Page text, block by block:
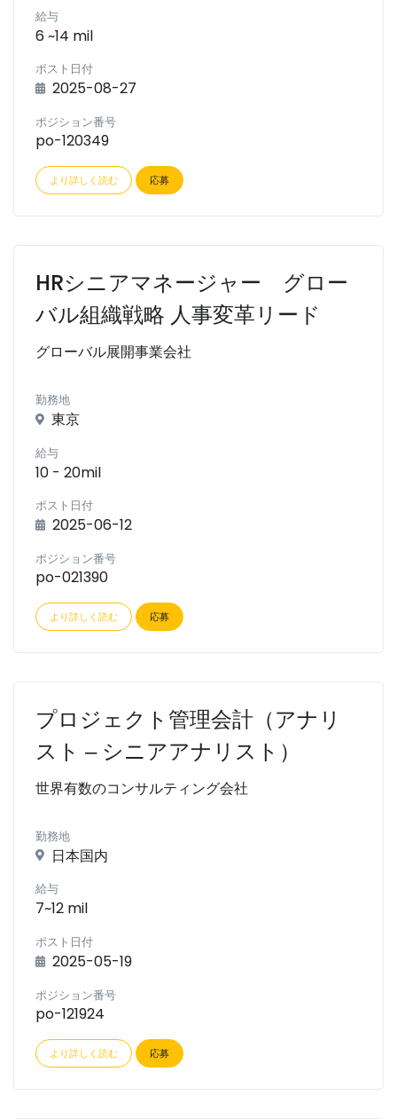
給与
6 ~14 mil
ポスト日付
2025-08-27
ポジション番号
po-120349
より詳しく読む 応募
HRシニアマネージャー グロー
バル組織戦略 人事変革リード
グローバル展開事業会社
勤務地
東京
給与
10 - 20mil
ポスト日付
2025-06-12
ポジション番号
po-021390
より詳しく読む 応募
プロジェクト管理会計（アナリ
スト ‒ シニアアナリスト）
世界有数のコンサルティング会社
勤務地
日本国内
給与
7~12 mil
ポスト日付
2025-05-19
ポジション番号
po-121924
より詳しく読む 応募